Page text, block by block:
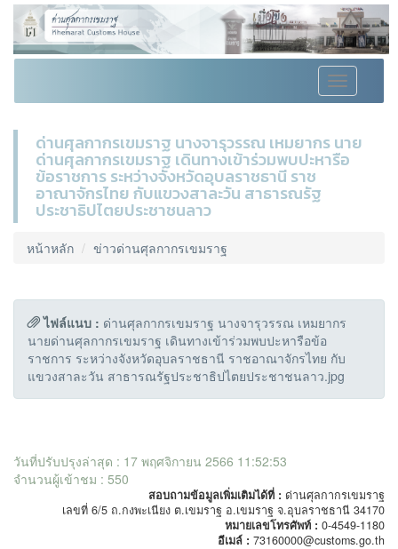
Toggle
navigation
ด่านศุลกากรเขมราฐ นางจารุวรรณ เหมยากร นาย
ด่านศุลกากรเขมราฐ เดินทางเข้าร่วมพบปะหารือ
ข้อราชการ ระหว่างจังหวัดอุบลราชธานี ราช
อาณาจักรไทย กับแขวงสาละวัน สาธารณรัฐ
ประชาธิปไตยประชาชนลาว
หน้าหลัก ข่าวด่านศุลกากรเขมราฐ
ไฟล์แนบ : ด่านศุลกากรเขมราฐ นางจารุวรรณ เหมยากร
นายด่านศุลกากรเขมราฐ เดินทางเข้าร่วมพบปะหารือข้อ
ราชการ ระหว่างจังหวัดอุบลราชธานี ราชอาณาจักรไทย กับ
แขวงสาละวัน สาธารณรัฐประชาธิปไตยประชาชนลาว.jpg
วันที่ปรับปรุงล่าสุด : 17 พฤศจิกายน 2566 11:52:53
จำนวนผู้เข้าชม : 550
สอบถามข้อมูลเพิ่มเติมได้ที่ : ด่านศุลกากรเขมราฐ
เลขที่ 6/5 ถ.กงพะเนียง ต.เขมราฐ อ.เขมราฐ จ.อุบลราชธานี 34170
หมายเลขโทรศัพท์ : 0-4549-1180
อีเมล์ : 73160000@customs.go.th